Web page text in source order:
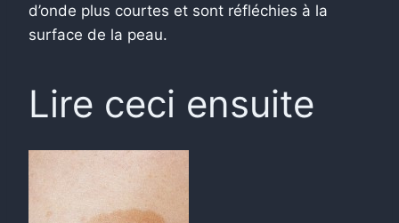
d’onde plus courtes et sont réfléchies à la
surface de la peau.
Lire ceci ensuite